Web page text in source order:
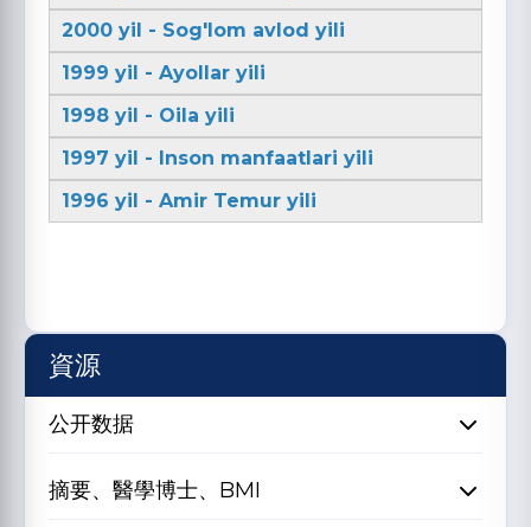
2000 yil - Sog'lom avlod yili
1999 yil - Ayollar yili
1998 yil - Oila yili
1997 yil - Inson manfaatlari yili
1996 yil - Amir Temur yili
資源
公开数据
摘要、醫學博士、BMI